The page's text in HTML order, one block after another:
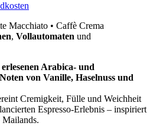
Macchiato • Caffè Crema
, Vollautomaten und
erlesenen Arabica- und
Noten von Vanille, Haselnuss und
Cremigkeit, Fülle und Weichheit
Espresso-Erlebnis – inspiriert
Mailands.